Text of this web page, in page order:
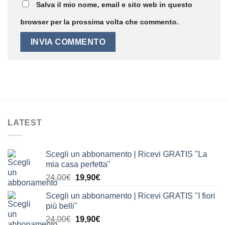
Salva il mio nome, email e sito web in questo
browser per la prossima volta che commento.
LATEST
Scegli un abbonamento | Ricevi GRATIS "La
mia casa perfetta"
24,00€ Il
originale
24,00€.
19,90€Il
attuale
19,90€.
Scegli un abbonamento | Ricevi GRATIS "I fiori
più belli"
24,00€ Il
19,90€Il